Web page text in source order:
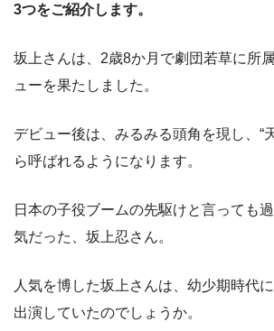
3つをご紹介します。
坂上さんは、2歳8か月で劇団若草に所
ューを果たしました。
デビュー後は、みるみる頭角を現し、“
ら呼ばれるようになります。
日本の子役ブームの先駆けと言っても
気だった、坂上忍さん。
人気を博した坂上さんは、幼少期時代
出演していたのでしょうか。